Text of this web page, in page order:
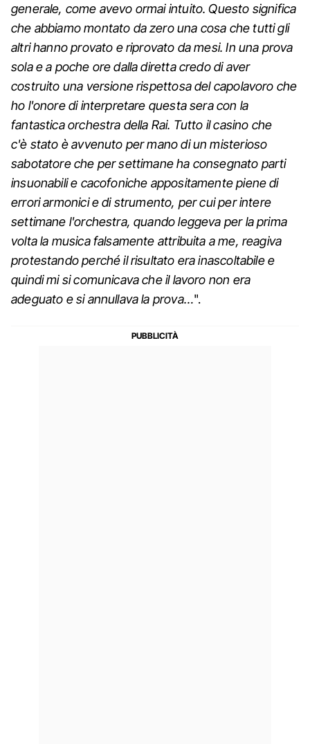
generale, come avevo ormai intuito. Questo significa
che abbiamo montato da zero una cosa che tutti gli
altri hanno provato e riprovato da mesi. In una prova
sola e a poche ore dalla diretta credo di aver
costruito una versione rispettosa del capolavoro che
ho l'onore di interpretare questa sera con la
fantastica orchestra della Rai. Tutto il casino che
c'è stato è avvenuto per mano di un misterioso
sabotatore che per settimane ha consegnato parti
insuonabili e cacofoniche appositamente piene di
errori armonici e di strumento, per cui per intere
settimane l'orchestra, quando leggeva per la prima
volta la musica falsamente attribuita a me, reagiva
protestando perché il risultato era inascoltabile e
quindi mi si comunicava che il lavoro non era
adeguato e si annullava la prova…".